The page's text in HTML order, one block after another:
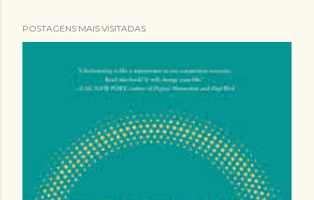
POSTAGENS MAIS VISITADAS